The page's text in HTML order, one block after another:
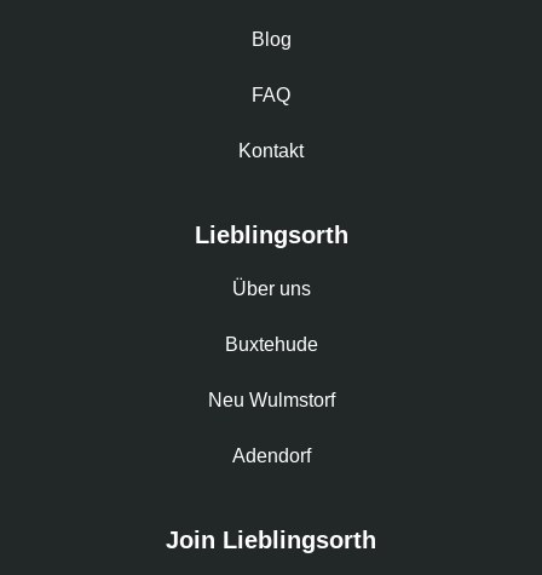
Blog
FAQ
Kontakt
Lieblingsorth
Über uns
Buxtehude
Neu Wulmstorf
Adendorf
Join Lieblingsorth